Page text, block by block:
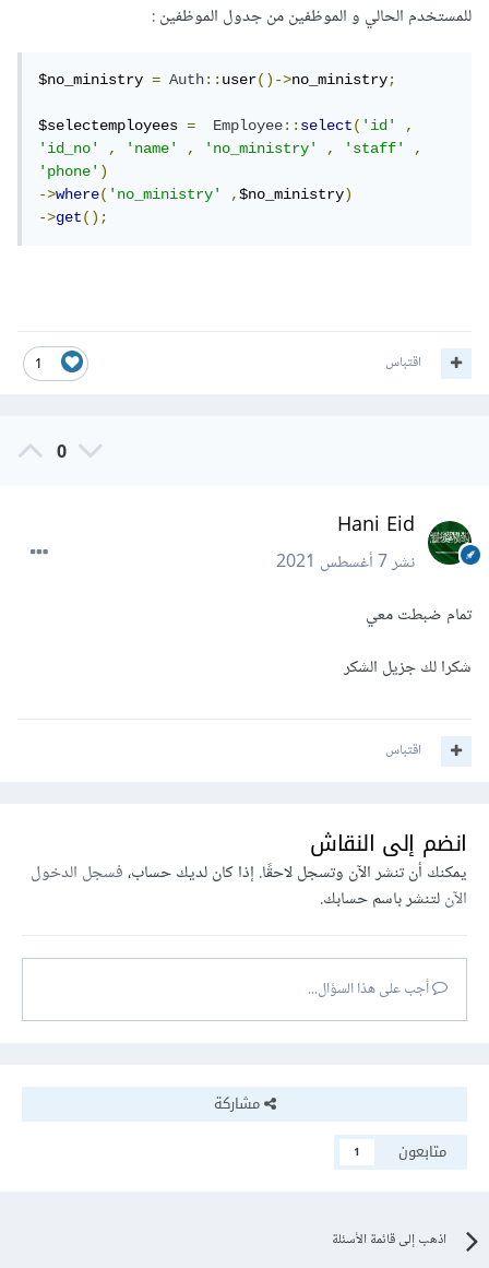
للمستخدم الحالي و الموظفين من جدول الموظفين :
$no_ministry = Auth::user()->no_ministry;
$selectemployees = Employee::select('id'
,
'id_no'
, 'name' , 'no_ministry' , 'staff'
,
'phone')
->where('no_ministry' ,$no_ministry)
->get();
1 اقتباس
0
Hani Eid
نشر7 أغسطس 2021
تمام ضبطت معي
شكرا لك جزيل الشكر
اقتباس
انضم إلى النقاش
يمكنك أن تنشر الآن وتسجل لاحقًا. إذا كان لديك حساب،فسجل الدخول
الآنلتنشر باسم حسابك.
أجب على هذا السؤال...
مشاركة
متابعون
1
اذهب إلى قائمة الأسئلة